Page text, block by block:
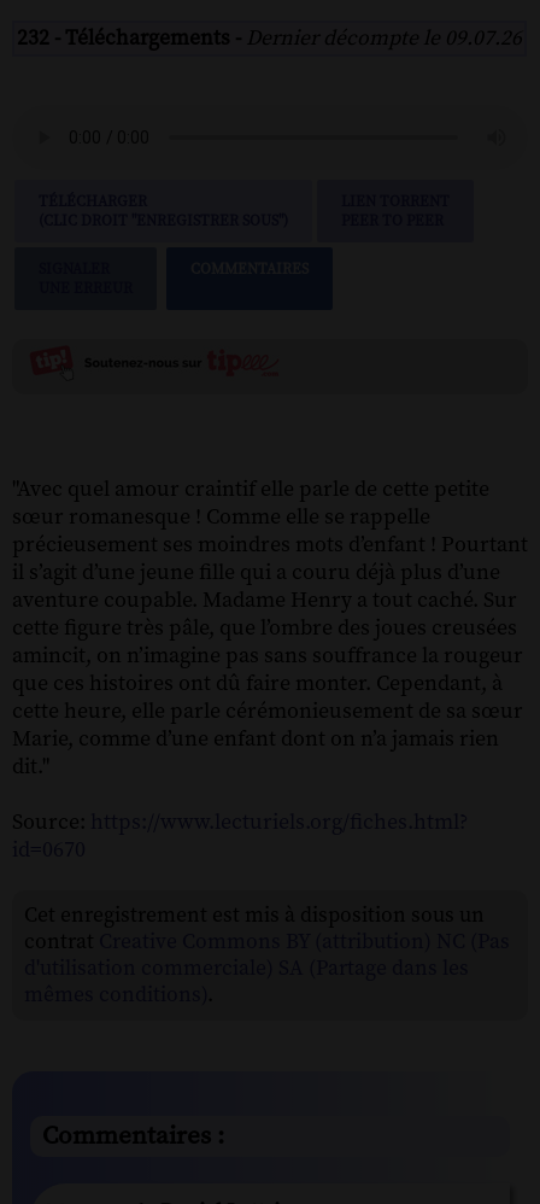
232 - Téléchargements - Dernier décompte le 09.07.26
"Avec quel amour craintif elle parle de cette petite
sœur romanesque ! Comme elle se rappelle
précieusement ses moindres mots d’enfant ! Pourtant
il s’agit d’une jeune fille qui a couru déjà plus d’une
aventure coupable. Madame Henry a tout caché. Sur
cette figure très pâle, que l’ombre des joues creusées
amincit, on n’imagine pas sans souffrance la rougeur
que ces histoires ont dû faire monter. Cependant, à
cette heure, elle parle cérémonieusement de sa sœur
Marie, comme d’une enfant dont on n’a jamais rien
dit."
Source:
Commentaires :